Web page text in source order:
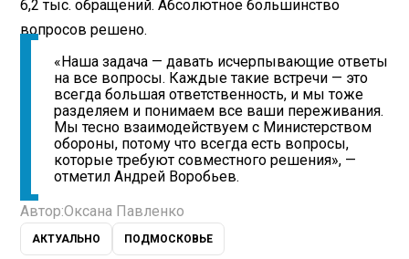
6,2 тыс. обращений. Абсолютное большинство
вопросов решено.
«Наша задача — давать исчерпывающие ответы
на все вопросы. Каждые такие встречи — это
всегда большая ответственность, и мы тоже
разделяем и понимаем все ваши переживания.
Мы тесно взаимодействуем с Министерством
обороны, потому что всегда есть вопросы,
которые требуют совместного решения», —
отметил Андрей Воробьев.
Автор:Оксана Павленко
АКТУАЛЬНО ПОДМОСКОВЬЕ